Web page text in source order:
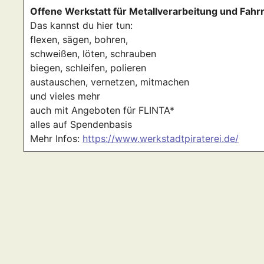
Offene Werkstatt für Metallverarbeitung und
Das kannst du hier tun:
flexen, sägen, bohren,
schweißen, löten, schrauben
biegen, schleifen, polieren
austauschen, vernetzen, mitmachen
und vieles mehr
auch mit Angeboten für FLINTA*
alles auf Spendenbasis
Mehr Infos: https://www.werkstadtpiraterei.de/